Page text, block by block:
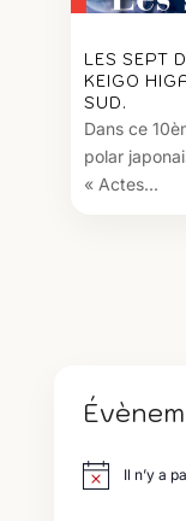
LES SEPT
KEIGO
SUD.
Dans ce
polar
« Actes...
Il n’y a